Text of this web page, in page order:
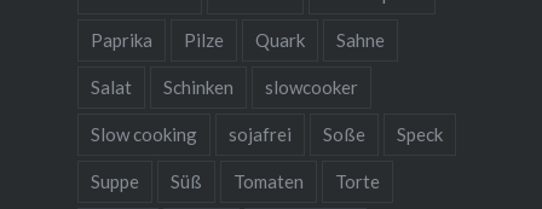
Paprika Pilze Quark Sahne
Salat Schinken slowcooker
Slow cooking sojafrei Soße Speck
Suppe Süß Tomaten Torte